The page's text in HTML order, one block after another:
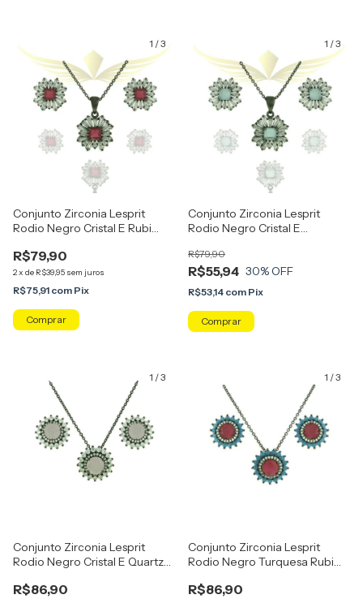
1 /3
Conjunto Zirconia Lesprit
Rodio Negro Cristal E Rubi
R$79,90
2x de R$39,95 sem juros
R$75,91 com Pix
1 /3
Conjunto Zirconia Lesprit
Rodio Negro Cristal E
R$55,94
R$79,90
30% OFF
R$53,14 com Pix
1 /3
Conjunto Zirconia Lesprit
Rodio Negro Cristal E Quartzo
R$86,90
1 /3
Conjunto Zirconia Lesprit
Rodio Negro Turquesa Rubi
R$86,90